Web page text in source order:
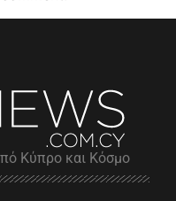
Κύπρο και Κόσμο